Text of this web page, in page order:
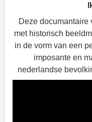
Deze documantaire
met historisch
in de vorm van een
imposante en
nederlandse